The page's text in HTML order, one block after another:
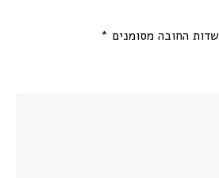
שדות החובה מסומנים *